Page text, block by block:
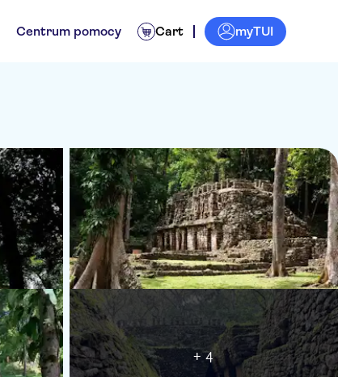
Centrum pomocy Cart myTUI
+ 4